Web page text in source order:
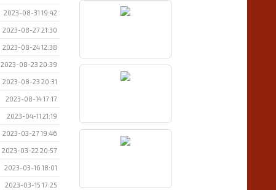
2023-08-31 19:42
2023-08-27 21:30
2023-08-24 12:38
2023-08-23 20:39
2023-08-23 20:31
2023-08-14 17:17
2023-04-11 21:19
2023-03-27 19:46
2023-03-22 20:57
2023-03-16 18:01
2023-03-15 17:25